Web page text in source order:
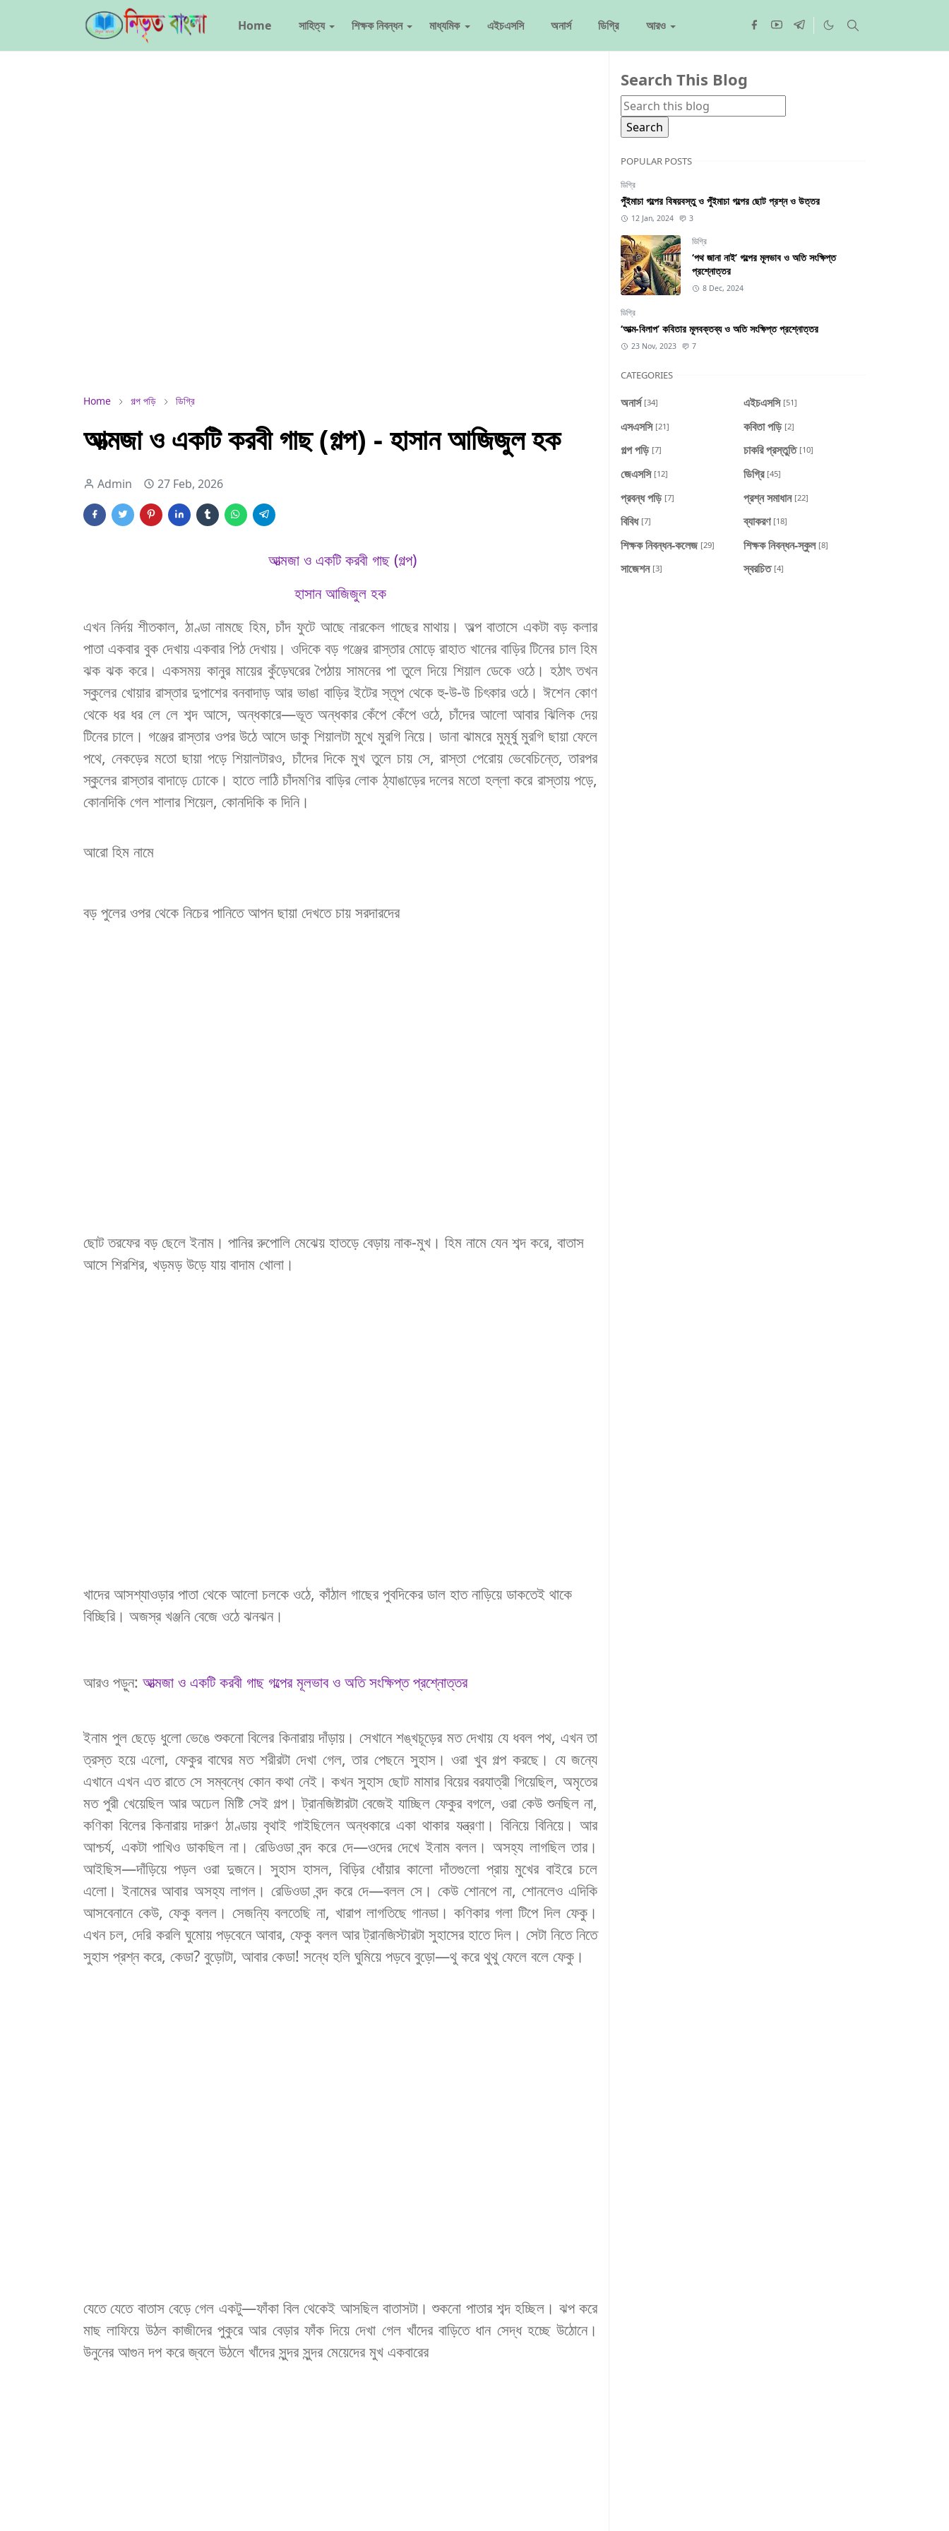
Home সাহিত্য শিক্ষক নিবন্ধন মাধ্যমিক এইচএসসি অনার্স ডিগ্রি আরও
Home গল্প পড়ি ডিগ্রি
আত্মজা ও একটি করবী গাছ (গল্প) - হাসান আজিজুল হক
Admin 27 Feb, 2026
আত্মজা ও একটি করবী গাছ (গল্প)
হাসান আজিজুল হক
এখন নির্দয় শীতকাল, ঠাণ্ডা নামছে হিম,চাঁদ ফুটে আছে নারকেল গাছের মাথায় । অল্প বাতাসে একটা বড় কলার
পাতা একবার বুক দেখায় একবার পিঠ দেখায় । ওদিকে বড় গঞ্জের রাস্তার মোড়ে রাহাত খানের বাড়ির টিনের চাল হিম
ঝক ঝক করে। একসময় কানুর মায়ের কুঁড়েঘরের পৈঠায় সামনের পা তুলে দিয়ে শিয়াল ডেকে ওঠে। হঠাৎ তখন
স্কুলের খোয়ার রাস্তার দুপাশের বনবাদাড় আর ভাঙা বাড়ির ইটের স্তূপ থেকে হু-উ-উ চিৎকার ওঠে। ঈশেন কোণ
থেকে ধর ধর লে লে শব্দ আসে, অন্ধকারে—ভূত অন্ধকার কেঁপে কেঁপে ওঠে,চাঁদের আলো আবার ঝিলিক দেয়
টিনের চালে । গঞ্জের রাস্তার ওপর উঠে আসে ডাকু শিয়ালটা মুখে মুরগি নিয়ে । ডানা ঝামরে মুমূর্ষু মুরগি ছায়া ফেলে
পথে,নেকড়ের মতো ছায়া পড়ে শিয়ালটারও, চাঁদের দিকে মুখ তুলে চায় সে,রাস্তা পেরোয় ভেবেচিন্তে,তারপর
স্কুলের রাস্তার বাদাড়ে ঢোকে। হাতে লাঠি চাঁদমণির বাড়ির লোক ঠ্যাঙাড়ের দলের মতো হল্লা করে রাস্তায় পড়ে,
কোনদিকি গেল শালার শিয়েল, কোনদিকি ক দিনি।
আরো হিম নামে
বড় পুলের ওপর থেকে নিচের পানিতে আপন ছায়া দেখতে চায় সরদারদের
ছোট তরফের বড় ছেলে ইনাম । পানির রুপোলি মেঝেয় হাতড়ে বেড়ায় নাক-মুখ । হিম নামে যেন শব্দ করে, বাতাস
আসে শিরশির, খড়মড় উড়ে যায় বাদাম খোলা ।
খাদের আসশ্যাওড়ার পাতা থেকে আলো চলকে ওঠে, কাঁঠাল গাছের পুবদিকের ডাল হাত নাড়িয়ে ডাকতেই থাকে
বিচ্ছিরি। অজস্র খঞ্জনি বেজে ওঠে ঝনঝন।
আরও পড়ুন: আত্মজা ও একটি করবী গাছ গল্পের মূলভাব ও অতি সংক্ষিপ্ত প্রশ্নোত্তর
ইনাম পুল ছেড়ে ধুলো ভেঙে শুকনো বিলের কিনারায় দাঁড়ায় । সেখানে শঙ্খচূড়ের মত দেখায় যে ধবল পথ, এখন তা
ত্রস্ত হয়ে এলো, ফেকুর বাঘের মত শরীরটা দেখা গেল,তার পেছনে সুহাস। ওরা খুব গল্প করছে। যে জন্যে
এখানে এখন এত রাতে সে সম্বন্ধে কোন কথা নেই। কখন সুহাস ছোট মামার বিয়ের বরযাত্রী গিয়েছিল, অমৃতের
মত পুরী খেয়েছিল আর অঢেল মিষ্টি সেই গল্প। ট্রানজিষ্টারটা বেজেই যাচ্ছিল ফেকুর বগলে,ওরা কেউ শুনছিল না,
কণিকা বিলের কিনারায় দারুণ ঠাণ্ডায় বৃথাই গাইছিলেন অন্ধকারে একা থাকার যন্ত্রণা। বিনিয়ে বিনিয়ে। আর
আশ্চর্য, একটা পাখিও ডাকছিল না । রেডিওডা বন্দ করে দে—ওদের দেখে ইনাম বলল । অসহ্য লাগছিল তার।
আইছিস—দাঁড়িয়ে পড়ল ওরা দুজনে। সুহাস হাসল,বিড়ির ধোঁয়ার কালো দাঁতগুলো প্রায় মুখের বাইরে চলে
এলো । ইনামের আবার অসহ্য লাগল। রেডিওডা বন্দ করে দে—বলল সে। কেউ শোনপে না, শোনলেও এদিকি
আসবেনানে কেউ, ফেকু বলল। সেজন্যি বলতেছি না, খারাপ লাগতিছে গানডা । কণিকার গলা টিপে দিল ফেকু ।
এখন চল,দেরি করলি ঘুমোয় পড়বেনে আবার,ফেকু বলল আর ট্রানজিস্টারটা সুহাসের হাতে দিল । সেটা নিতে নিতে
সুহাস প্রশ্ন করে, কেডা? বুড়োটা, আবার কেডা! সন্ধে হলি ঘুমিয়ে পড়বে বুড়ো—থু করে থুথু ফেলে বলে ফেকু ।
যেতে যেতে বাতাস বেড়ে গেল একটু—ফাঁকা বিল থেকেই আসছিল বাতাসটা । শুকনো পাতার শব্দ হচ্ছিল । ঝপ করে
মাছ লাফিয়ে উঠল কাজীদের পুকুরে আর বেড়ার ফাঁক দিয়ে দেখা গেল খাঁদের বাড়িতে ধান সেদ্ধ হচ্ছে উঠোনে।
উনুনের আগুন দপ করে জ্বলে উঠলে খাঁদের সুন্দর সুন্দর মেয়েদের মুখ একবারের
Search This Blog
POPULAR POSTS
ডিগ্রি
পুঁইমাচা গল্পের বিষয়বস্তু ও পুঁইমাচা গল্পের ছোট প্রশ্ন ও উত্তর
12 Jan, 2024 3
ডিগ্রি
‘পথ জানা নাই’ গল্পের মূলভাব ও অতি সংক্ষিপ্ত
প্রশ্নোত্তর
8 Dec, 2024
ডিগ্রি
‘আত্ম-বিলাপ’ কবিতার মূলবক্তব্য ও অতি সংক্ষিপ্ত প্রশ্নোত্তর
23 Nov, 2023 7
CATEGORIES
অনার্স [34] এইচএসসি [51]
এসএসসি [21] কবিতা পড়ি [2]
গল্প পড়ি [7] চাকরি প্রস্তুতি [10]
জেএসসি [12] ডিগ্রি [45]
প্রবন্ধ পড়ি [7] প্রশ্ন সমাধান [22]
বিবিধ [7] ব্যাকরণ [18]
শিক্ষক নিবন্ধন-কলেজ [29] শিক্ষক নিবন্ধন-স্কুল [8]
সাজেশন [3] স্বরচিত [4]